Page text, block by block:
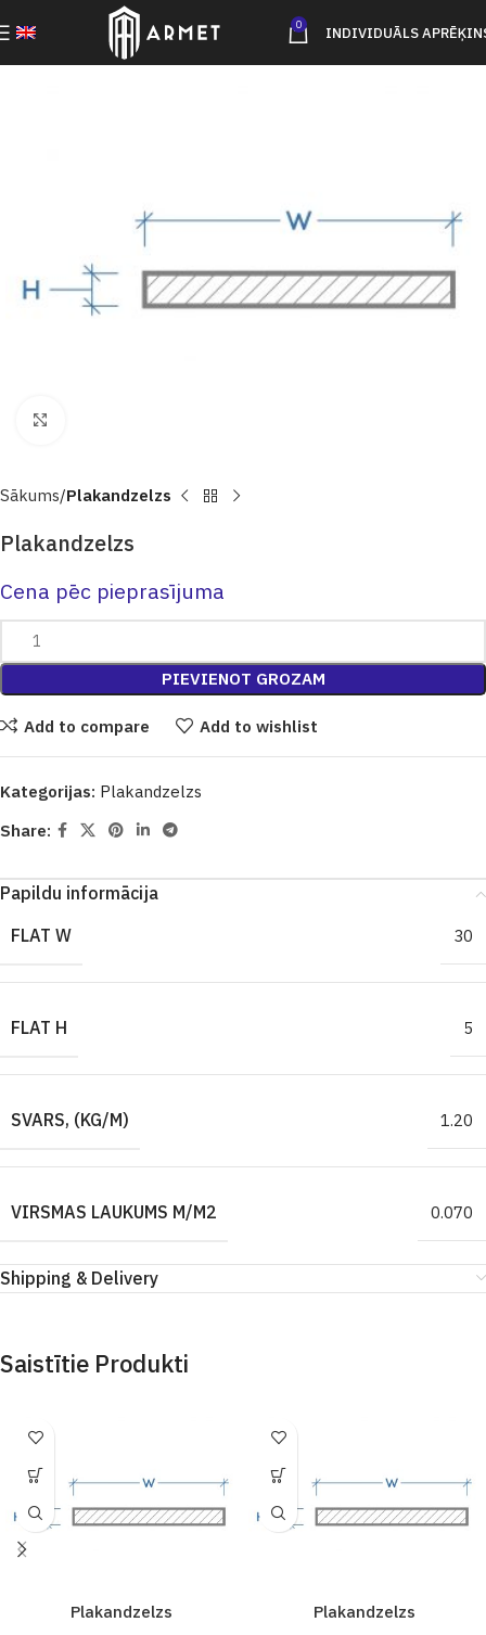
0 INDIVIDUĀLS
Sākums Plakandzelzs
Plakandzelzs
Cena pēc pieprasījuma
PIEVIENOT GROZAM
Add to compare Add to wishlist
Kategorijas: Plakandzelzs
Share:
Papildu informācija
FLAT W
30
FLAT H 5
SVARS, (KG/M) 1.20
VIRSMAS LAUKUMS M/M2 0.070
Shipping & Delivery
Saistītie Produkti
Plakandzelzs Plakandzelzs